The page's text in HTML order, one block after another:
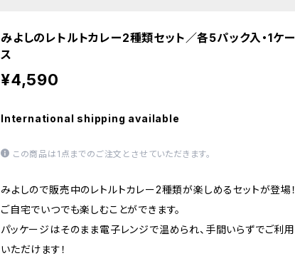
みよしのレトルトカレー2種類セット／各5パック入・1ケー
ス
¥4,590
International shipping available
この商品は1点までのご注文とさせていただきます。
みよしので販売中のレトルトカレー2種類が楽しめるセットが登場！
ご自宅でいつでも楽しむことができます。
パッケージはそのまま電子レンジで温められ、手間いらずでご利用
いただけます！